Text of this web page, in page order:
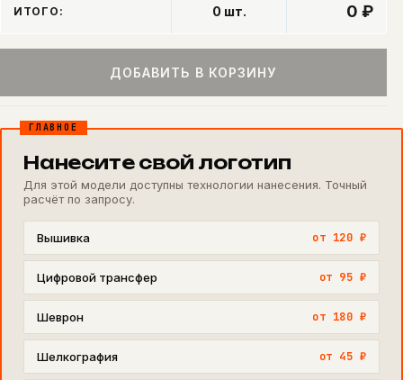
ИТОГО: 0 шт. 0 ₽
ДОБАВИТЬ В КОРЗИНУ
ГЛАВНОЕ
Нанесите свой логотип
Для этой модели доступны технологии нанесения. Точный
расчёт по запросу.
Вышивка от 120 ₽
Цифровой трансфер от 95 ₽
Шеврон от 180 ₽
Шелкография от 45 ₽